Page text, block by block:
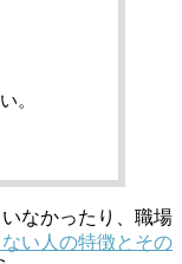
。
なかったり、職場
い人の特徴とその